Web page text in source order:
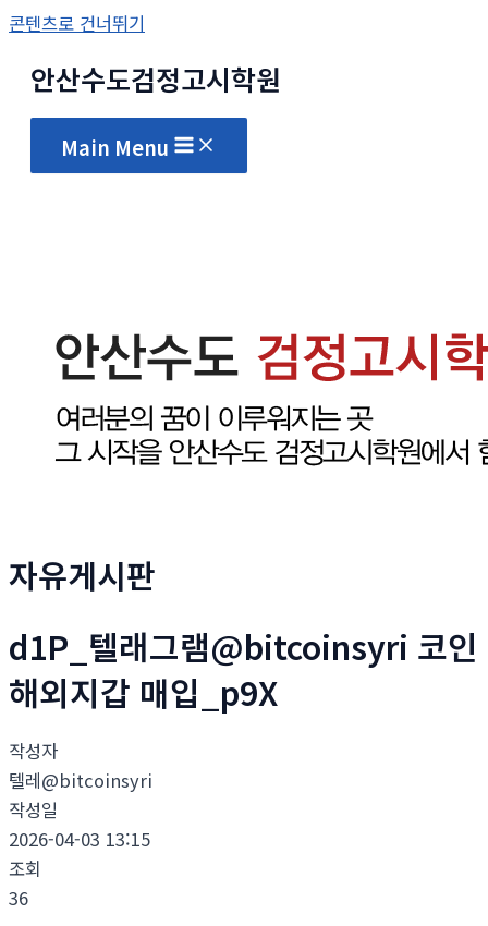
콘텐츠로 건너뛰기
안산수도검정고시학원
Main Menu
자유게시판
d1P_텔래그램@bitcoinsyri 코인
해외지갑 매입_p9X
작성자
텔레@bitcoinsyri
작성일
2026-04-03 13:15
조회
36